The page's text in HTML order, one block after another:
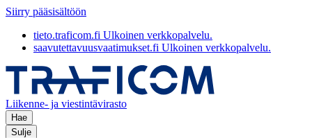
Siirry pääsisältöön
tieto.traficom.fi Ulkoinen verkkopalvelu.
saavutettavuusvaatimukset.fi Ulkoinen verkkopalvelu.
Liikenne- ja viestintävirasto
Hae
Sulje